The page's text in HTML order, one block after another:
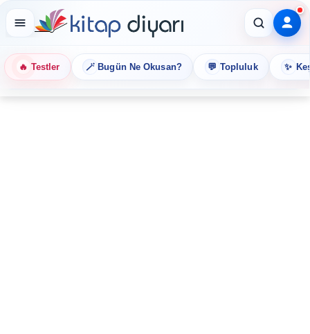
🔥 Testler 🪄 Bugün Ne Okusan? 💬 Topluluk ✨